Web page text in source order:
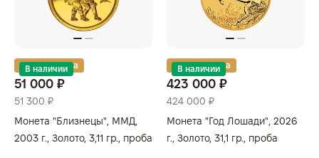
Золотая карта
В наличии
51 000 ₽
51 300 ₽
Монета "Близнецы", ММД,
2003 г., Золото, 3,11 гр., проба
Золотая карта
В наличии
423 000 ₽
424 000 ₽
Монета "Год Лошади", 2026
г., Золото, 31,1 гр., проба